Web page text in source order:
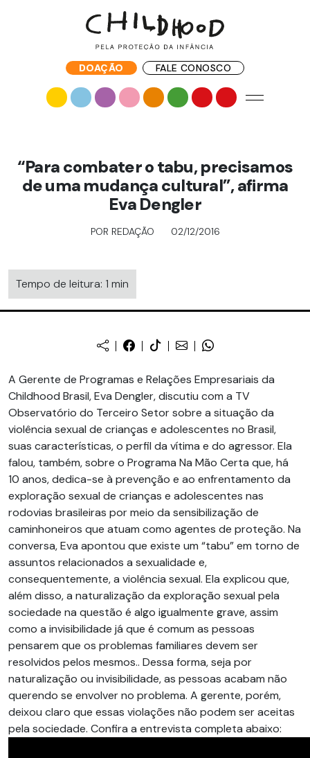
DOAÇÃO FALE CONOSCO
“Para combater o tabu, precisamos
de uma mudança cultural”, afirma
Eva Dengler
POR REDAÇÃO 02/12/2016
Tempo de leitura: 1 min
A Gerente de Programas e Relações Empresariais da
Childhood Brasil, Eva Dengler, discutiu com a TV
Observatório do Terceiro Setor sobre a situação da
violência sexual de crianças e adolescentes no Brasil,
suas características, o perfil da vítima e do agressor. Ela
falou, também, sobre o Programa Na Mão Certa que, há
10 anos, dedica-se à prevenção e ao enfrentamento da
exploração sexual de crianças e adolescentes nas
rodovias brasileiras por meio da sensibilização de
caminhoneiros que atuam como agentes de proteção. Na
conversa, Eva apontou que existe um “tabu” em torno de
assuntos relacionados a sexualidade e,
consequentemente, a violência sexual. Ela explicou que,
além disso, a naturalização da exploração sexual pela
sociedade na questão é algo igualmente grave, assim
como a invisibilidade já que é comum as pessoas
pensarem que os problemas familiares devem ser
resolvidos pelos mesmos.. Dessa forma, seja por
naturalização ou invisibilidade, as pessoas acabam não
querendo se envolver no problema. A gerente, porém,
deixou claro que essas violações não podem ser aceitas
pela sociedade. Confira a entrevista completa abaixo: